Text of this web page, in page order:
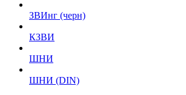
ЗВИнг (черн)
КЗВИ
ШНИ
ШНИ (DIN)